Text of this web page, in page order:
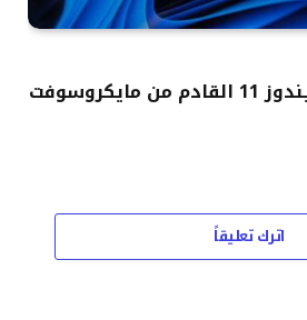
يستهدف تحديث ويندوز 11 القادم من مايكروسوفت
اترك تعليقاً